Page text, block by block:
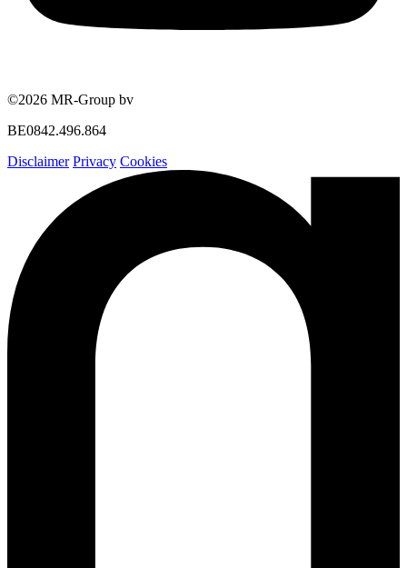
©2026 MR-Group bv
BE0842.496.864
Disclaimer Privacy Cookies